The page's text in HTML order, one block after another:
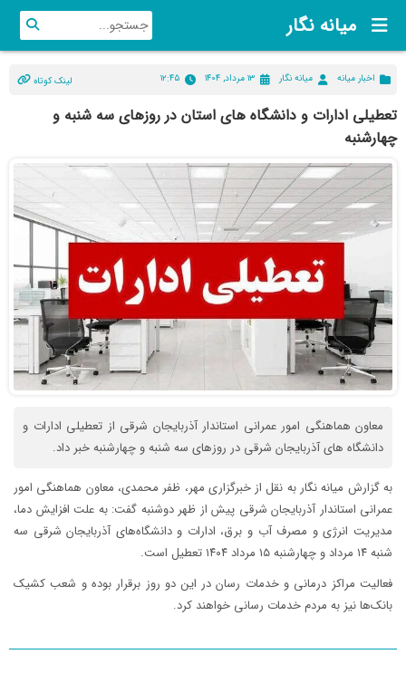
میانه نگار
اخبار میانه میانه نگار ۱۳ مرداد, ۱۴۰۴ ۱۲:۴۵ لینک کوتاه
تعطیلی ادارات و دانشگاه های استان در روزهای سه شنبه و
چهارشنبه
معاون هماهنگی امور عمرانی استاندار آذربایجان شرقی از تعطیلی ادارات و
دانشگاه های آذربایجان شرقی در روزهای سه شنبه و چهارشنبه خبر داد.
به گزارش میانه نگار به نقل از خبرگزاری مهر، ظفر محمدی، معاون هماهنگی امور
عمرانی استاندار آذربایجان شرقی پیش از ظهر دوشنبه گفت: به علت افزایش دما،
مدیریت انرژی و مصرف آب و برق، ادارات و دانشگاه‌های آذربایجان شرقی سه
شنبه ۱۴ مرداد و چهارشنبه ۱۵ مرداد ۱۴۰۴ تعطیل است.
فعالیت مراکز درمانی و خدمات رسان در این دو روز برقرار بوده و شعب کشیک
بانک‌ها نیز به مردم خدمات رسانی خواهند کرد.